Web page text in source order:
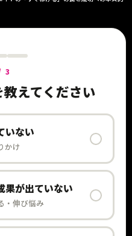
3
えてください
いない
かけ
果が出ていない
・伸び悩み